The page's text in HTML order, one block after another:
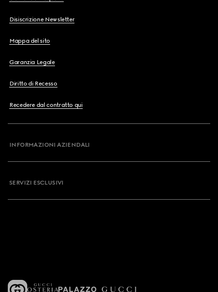
Disiscrizione Newsletter
Mappa del sito
Garanzia Legale
Diritto di Recesso
Recedere dal contratto qui
INFORMAZIONI AZIENDALI
SERVIZI ESCLUSIVI